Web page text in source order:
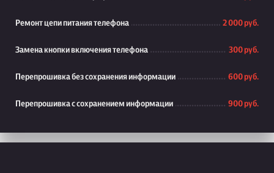
Ремонт цепи питания телефона 2 000 руб.
Замена кнопки включения телефона 300 руб.
Перепрошивка без сохранения информации 600 руб.
Перепрошивка с сохранением информации 900 руб.